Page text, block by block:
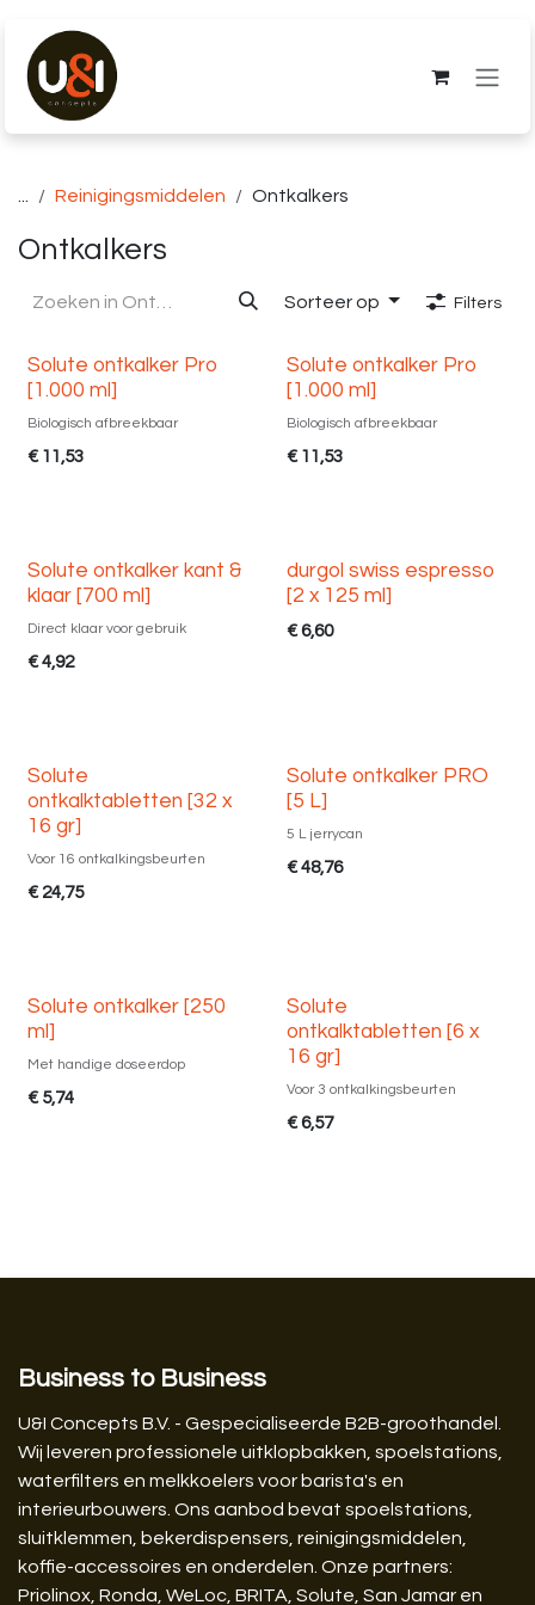
Reinigingsmiddelen Ontkalkers
Ontkalkers
Sorteer op Filters
Solute ontkalker Pro
[1.000 ml]
Biologisch afbreekbaar
€ 11,53
Solute ontkalker Pro
[1.000 ml]
Biologisch afbreekbaar
€ 11,53
Solute ontkalker kant &
klaar [700 ml]
Direct klaar voor gebruik
€4,92
durgol swiss espresso
[2 x 125 ml]
€6,60
Solute
ontkalktabletten [32 x
16 gr]
Voor 16 ontkalkingsbeurten
€ 24,75
Solute ontkalker PRO
[5 L]
5 L jerrycan
€48,76
Solute ontkalker [250
ml]
Met handige doseerdop
€ 5,74
Solute
ontkalktabletten [6 x
16 gr]
Voor 3 ontkalkingsbeurten
€6,57
Business to Business
U&I Concepts B.V. - Gespecialiseerde B2B-groothandel.
Wij leveren professionele uitklopbakken, spoelstations,
waterfilters en melkkoelers voor barista's en
interieurbouwers. Ons aanbod bevat spoelstations,
sluitklemmen, bekerdispensers, reinigingsmiddelen,
koffie-accessoires en onderdelen. Onze partners:
Priolinox, Ronda, WeLoc, BRITA, Solute, San Jamar en